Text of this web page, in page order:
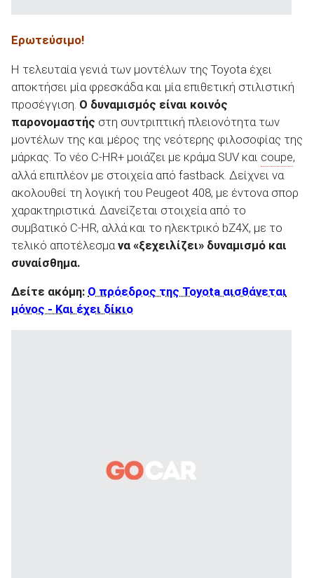
Ερωτεύσιμο!
Η τελευταία γενιά των μοντέλων της Toyota έχει
αποκτήσει μία φρεσκάδα και μία επιθετική στιλιστική
προσέγγιση. Ο δυναμισμός είναι κοινός
παρονομαστής στη συντριπτική πλειονότητα των
μοντέλων της και μέρος της νεότερης φιλοσοφίας της
μάρκας. Το νέο C-HR+ μοιάζει με κράμα SUV και coupe,
αλλά επιπλέον με στοιχεία από fastback. Δείχνει να
ακολουθεί τη λογική του Peugeot 408, με έντονα σπορ
χαρακτηριστικά. Δανείζεται στοιχεία από το
συμβατικό C-HR, αλλά και το ηλεκτρικό bZ4X, με το
τελικό αποτέλεσμα να «ξεχειλίζει» δυναμισμό και
συναίσθημα.
Δείτε ακόμη: Ο πρόεδρος της Toyota αισθάνεται
μόνος - Και έχει δίκιο